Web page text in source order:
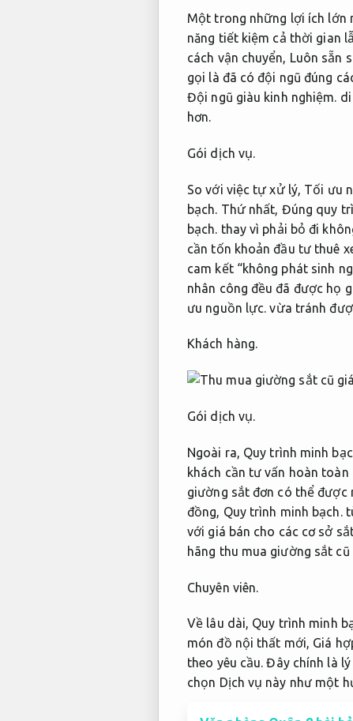
Một trong những lợi ích lớn
năng tiết kiệm cả thời gian
cách vận chuyển, Luôn sẵn
gọi là đã có đội ngũ đúng
Đội ngũ giàu kinh nghiệm.
hơn.
Gói dịch vụ.
So với việc tự xử lý, Tối ưu
bạch. Thứ nhất, Đúng quy
bạch. thay vì phải bỏ đi
cần tốn khoản đầu tư thuê
cam kết “không phát sinh
nhân công đều đã được họ
ưu nguồn lực. vừa tránh
Khách hàng.
Gói dịch vụ.
Ngoài ra, Quy trình minh
khách cần tư vấn hoàn
giường sắt đơn có thể được
đồng, Quy trình minh bạch.
với giá bán cho các cơ sở
hãng thu mua giường sắt
Chuyên viên.
Về lâu dài, Quy trình minh
món đồ nội thất mới, Giá
theo yêu cầu. Đây chính là lý
chọn Dịch vụ này như một